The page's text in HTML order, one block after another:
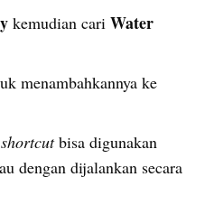
kemudian cari Water
menambahkannya ke
bisa digunakan
dengan dijalankan secara